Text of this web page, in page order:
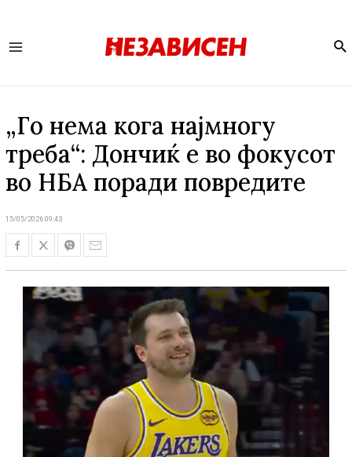
„Го нема кога најмногу
треба“: Дончиќ е во фокусот
во НБА поради повредите
15/05/2026 09:43